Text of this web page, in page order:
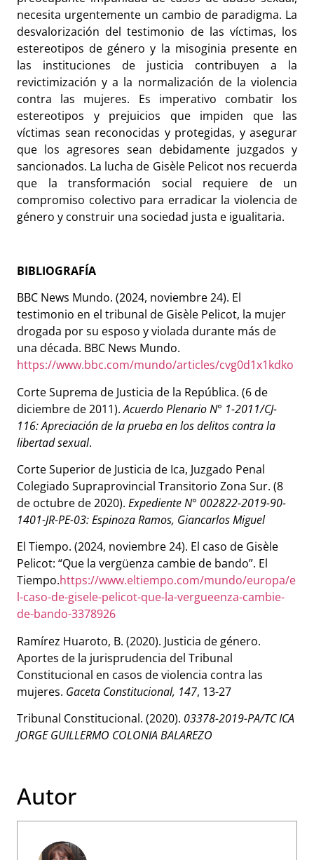
necesita urgentemente un cambio de paradigma. La
desvalorización del testimonio de las víctimas, los
estereotipos de género y la misoginia presente en
las instituciones de justicia contribuyen a la
revictimización y a la normalización de la violencia
contra las mujeres. Es imperativo combatir los
estereotipos y prejuicios que impiden que las
víctimas sean reconocidas y protegidas, y asegurar
que los agresores sean debidamente juzgados y
sancionados. La lucha de Gisèle Pelicot nos recuerda
que la transformación social requiere de un
compromiso colectivo para erradicar la violencia de
género y construir una sociedad justa e igualitaria.
BIBLIOGRAFÍA
BBC News Mundo. (2024, noviembre 24). El
testimonio en el tribunal de Gisèle Pelicot, la mujer
drogada por su esposo y violada durante más de
una década. BBC News Mundo.
https://www.bbc.com/mundo/articles/cvg0d1x1kdko
Corte Suprema de Justicia de la República. (6 de
diciembre de 2011).Acuerdo Plenario N° 1-2011/CJ-
116: Apreciación de la prueba en los delitos contra la
libertad sexual.
Corte Superior de Justicia de Ica, Juzgado Penal
Colegiado Supraprovincial Transitorio Zona Sur. (8
de octubre de 2020). Expediente N° 002822-2019-90-
1401-JR-PE-03: Espinoza Ramos, Giancarlos Miguel
El Tiempo. (2024, noviembre 24). El caso de Gisèle
Pelicot: “Que la vergüenza cambie de bando”. El
Tiempo.https://www.eltiempo.com/mundo/europa/e
l-caso-de-gisele-pelicot-que-la-vergueenza-cambie-
de-bando-3378926
Ramírez Huaroto, B. (2020). Justicia de género.
Aportes de la jurisprudencia del Tribunal
Constitucional en casos de violencia contra las
mujeres. Gaceta Constitucional, 147, 13-27
Tribunal Constitucional. (2020). 03378-2019-PA/TC ICA
JORGE GUILLERMO COLONIA BALAREZO
Autor